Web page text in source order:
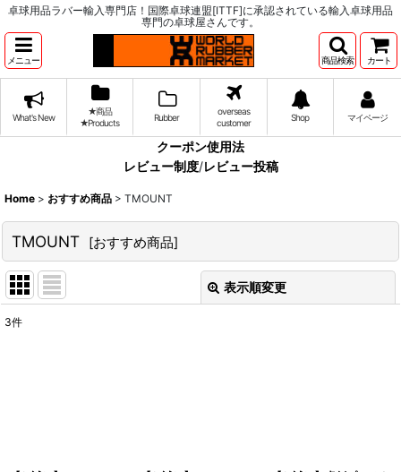
卓球用品ラバー輸入専門店！国際卓球連盟[ITTF]に承認されている輸入卓球用品
専門の卓球屋さんです。
メニュー 商品検索 カート
What's New
★商品
★Products
Rubber
overseas
customer
Shop マイページ
クーポン使用法
レビュー制度/レビュー投稿
Home > おすすめ商品 > TMOUNT
TMOUNT [おすすめ商品]
表示順変更
3件